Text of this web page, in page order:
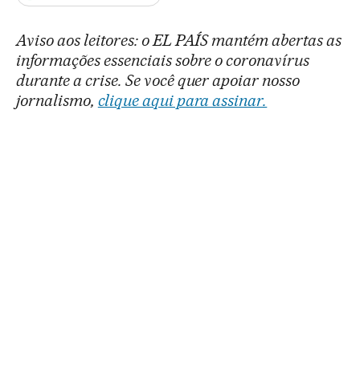
Aviso aos leitores: o EL PAÍS mantém abertas as
informações essenciais sobre o coronavírus
durante a crise. Se você quer apoiar nosso
jornalismo, clique aqui para assinar.